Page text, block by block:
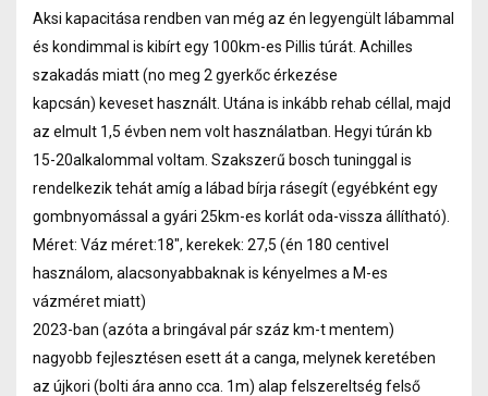
Aksi kapacitása rendben van még az én legyengült lábammal
és kondimmal is kibírt egy 100km-es Pillis túrát. Achilles
szakadás miatt (no meg 2 gyerkőc érkezése
kapcsán) keveset használt. Utána is inkább rehab céllal, majd
az elmult 1,5 évben nem volt használatban. Hegyi túrán kb
15-20alkalommal voltam. Szakszerű bosch tuninggal is
rendelkezik tehát amíg a lábad bírja rásegít (egyébként egy
gombnyomással a gyári 25km-es korlát oda-vissza állítható).
Méret: Váz méret:18", kerekek: 27,5 (én 180 centivel
használom, alacsonyabbaknak is kényelmes a M-es
vázméret miatt)
2023-ban (azóta a bringával pár száz km-t mentem)
nagyobb fejlesztésen esett át a canga, melynek keretében
az újkori (bolti ára anno cca. 1m) alap felszereltség felső